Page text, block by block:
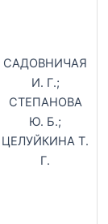
САДОВНИЧАЯ
И. Г.;
СТЕПАНОВА
Ю. Б.;
ЦЕЛУЙКИНА Т.
Г.